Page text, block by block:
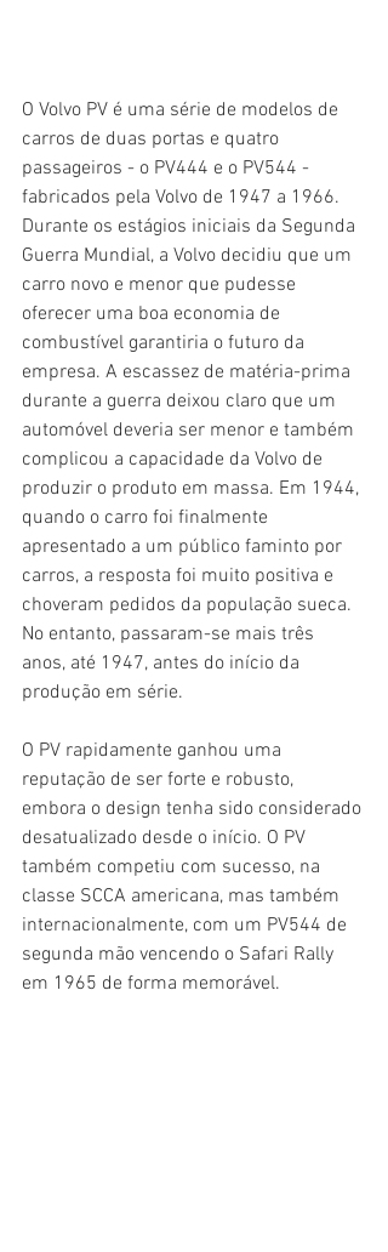
O Volvo PV é uma série de modelos de
carros de duas portas e quatro
passageiros - o PV444 e o PV544 -
fabricados pela Volvo de 1947 a 1966.
Durante os estágios iniciais da Segunda
Guerra Mundial, a Volvo decidiu que um
carro novo e menor que pudesse
oferecer uma boa economia de
combustível garantiria o futuro da
empresa. A escassez de matéria-prima
durante a guerra deixou claro que um
automóvel deveria ser menor e também
complicou a capacidade da Volvo de
produzir o produto em massa. Em 1944,
quando o carro foi finalmente
apresentado a um público faminto por
carros, a resposta foi muito positiva e
choveram pedidos da população sueca.
No entanto, passaram-se mais três
anos, até 1947, antes do início da
produção em série.
O PV rapidamente ganhou uma
reputação de ser forte e robusto,
embora o design tenha sido considerado
desatualizado desde o início. O PV
também competiu com sucesso, na
classe SCCA americana, mas também
internacionalmente, com um PV544 de
segunda mão vencendo o Safari Rally
em 1965 de forma memorável.